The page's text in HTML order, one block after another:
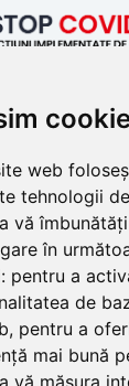
web
tehnologii
vă
în
pentru a
de
, pentru a
mai bună
vă măsura
5, Bucuresti